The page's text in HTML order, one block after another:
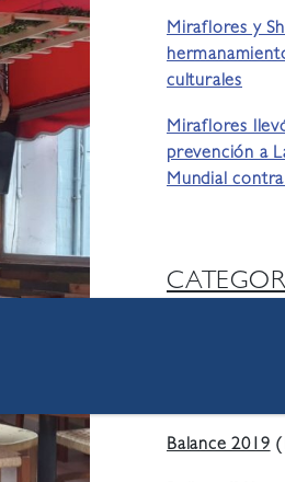
Miraflores y
culturales
Miraflores
prevención a
Mundial
Balance 2019